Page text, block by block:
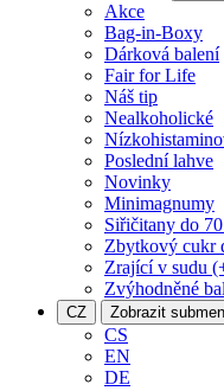
Akce
Bag-in-Boxy
Dárková balení
Fair for Life
Náš tip
Nealkoholické
Poslední lahve
Novinky
Minimagnumy
Siřičitany do
Zbytkový cukr
Zrající v sudu
Zvýhodněné
CZ Zobrazit
CS
EN
DE